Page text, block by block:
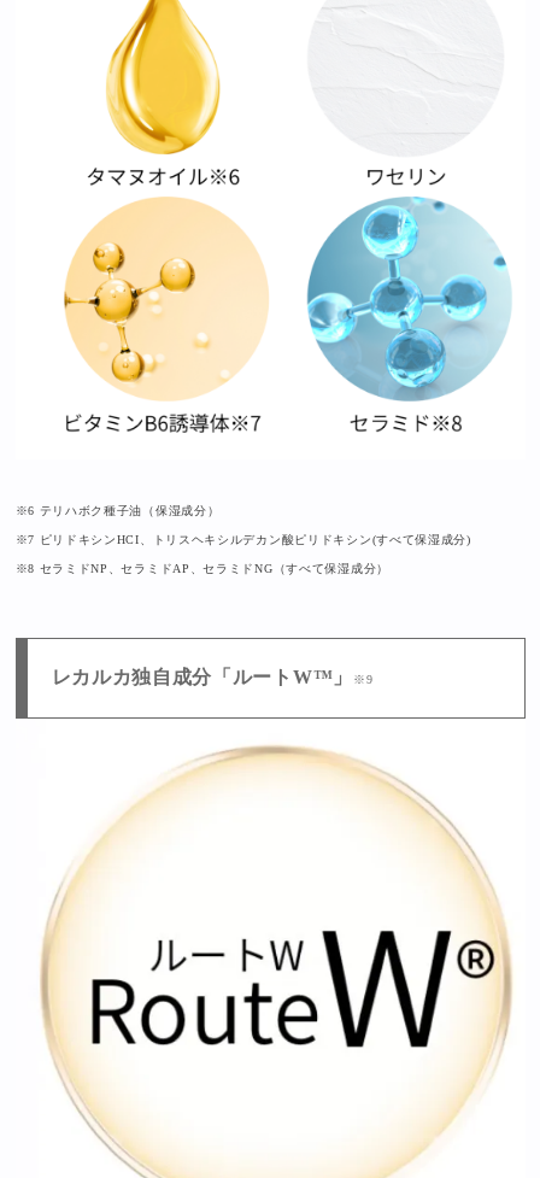
※6 テリハボク種子油（保湿成分）
※7 ピリドキシンHCI、トリスヘキシルデカン酸ピリドキシン(すべて保湿成分)
※8 セラミドNP、セラミドAP、セラミドNG（すべて保湿成分）
レカルカ独自成分「ルートW™」 ※9